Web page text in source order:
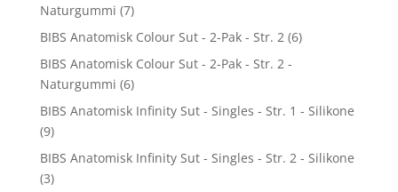
Naturgummi (7)
BIBS Anatomisk Colour Sut - 2-Pak - Str. 2 (6)
BIBS Anatomisk Colour Sut - 2-Pak - Str. 2 -
Naturgummi (6)
BIBS Anatomisk Infinity Sut - Singles - Str. 1 - Silikone
(9)
BIBS Anatomisk Infinity Sut - Singles - Str. 2 - Silikone
(3)